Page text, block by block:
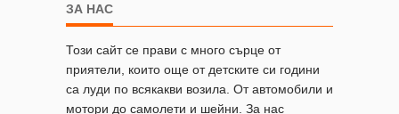
ЗА НАС
Този сайт се прави с много сърце от
приятели, които още от детските си години
са луди по всякакви возила. От автомобили и
мотори до самолети и шейни. За нас